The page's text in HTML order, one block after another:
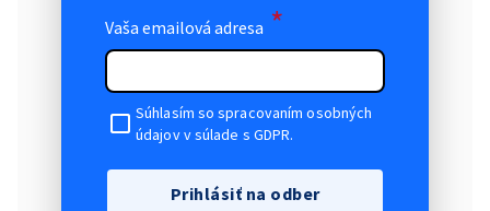
Vaša emailová adresa *
Súhlasím so spracovaním osobných
údajov v súlade s GDPR.
Prihlásiť na odber